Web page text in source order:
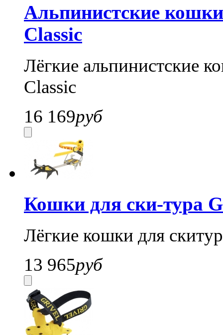
Альпинистские
Classic
Лёгкие альпинистские
Classic
16 169руб
Кошки для ски-тура
Лёгкие кошки для
13 965руб